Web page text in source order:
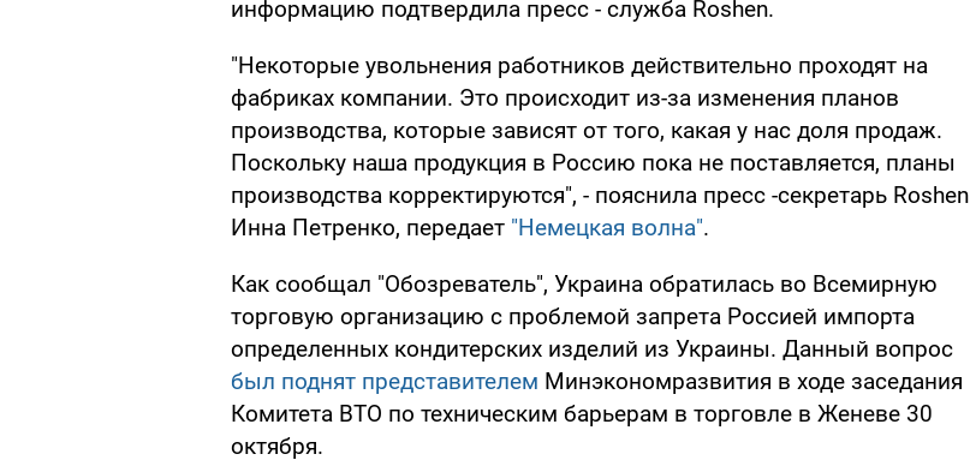
информацию подтвердила пресс - служба Roshen.
"Некоторые увольнения работников действительно проходят на
фабриках компании. Это происходит из-за изменения планов
производства, которые зависят от того, какая у нас доля продаж.
Поскольку наша продукция в Россию пока не поставляется, планы
производства корректируются", - пояснила пресс -секретарь Roshen
Инна Петренко, передает "Немецкая волна".
Как сообщал "Обозреватель", Украина обратилась во Всемирную
торговую организацию с проблемой запрета Россией импорта
определенных кондитерских изделий из Украины. Данный вопрос
был поднят представителем Минэкономразвития в ходе заседания
Комитета ВТО по техническим барьерам в торговле в Женеве 30
октября.